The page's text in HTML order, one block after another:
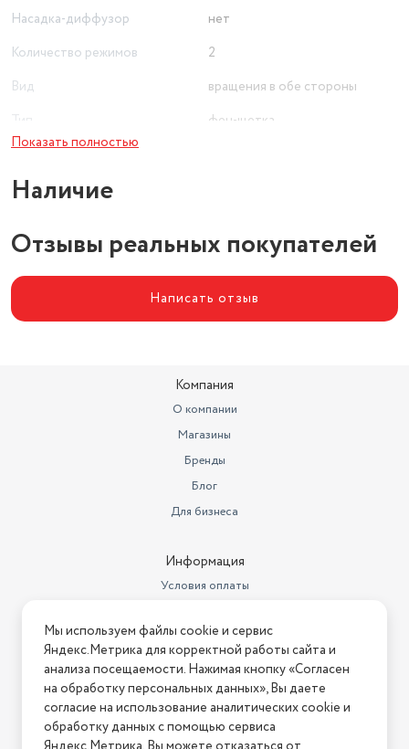
Насадка-диффузор
нет
Количество режимов
2
Вид
вращения в обе стороны
фен-щетка
Особенности насадки-щетки
Показать полностью
Наличие
Отзывы реальных покупателей
Написать отзыв
Компания
О компании
Магазины
Бренды
Блог
Для бизнеса
Информация
Условия оплаты
Условия возврата
Нашли ошибку на сайте? Напишите нам
2026 © Интернет-магазин "АстМаркет". У нас есть всё!
Мы используем файлы cookie и сервис
Яндекс.Метрика для корректной работы сайта и
анализа посещаемости. Нажимая кнопку «Согласен
на обработку персональных данных», Вы даете
согласие на использование аналитических cookie и
обработку данных с помощью сервиса